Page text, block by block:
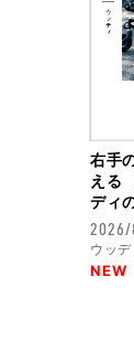
右手
える
ディ
ウッデ
NEW